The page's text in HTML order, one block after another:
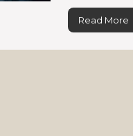
Read More